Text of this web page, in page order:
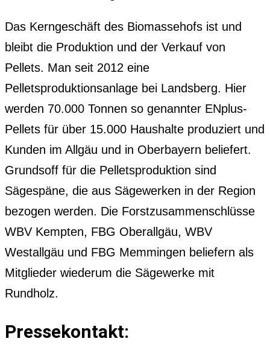
Das Kerngeschäft des Biomassehofs ist und
bleibt die Produktion und der Verkauf von
Pellets. Man seit 2012 eine
Pelletsproduktionsanlage bei Landsberg. Hier
werden 70.000 Tonnen so genannter ENplus-
Pellets für über 15.000 Haushalte produziert und
Kunden im Allgäu und in Oberbayern beliefert.
Grundsoff für die Pelletsproduktion sind
Sägespäne, die aus Sägewerken in der Region
bezogen werden. Die Forstzusammenschlüsse
WBV Kempten, FBG Oberallgäu, WBV
Westallgäu und FBG Memmingen beliefern als
Mitglieder wiederum die Sägewerke mit
Rundholz.
Pressekontakt: